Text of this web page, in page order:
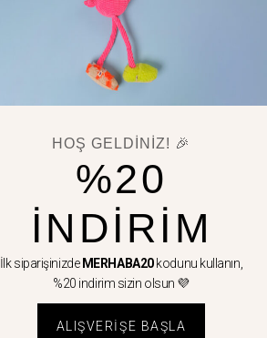
HOŞ GELDINIZ! 🎉
%20
İNDİRİM
İlk siparişinizde MERHABA20kodunu kullanın,
%20 indirim sizin olsun 💜
ALIŞVERIŞE BAŞLA